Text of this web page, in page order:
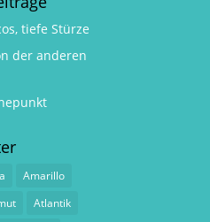
tiefe Stürze
der anderen
Amarillo
Atlantik